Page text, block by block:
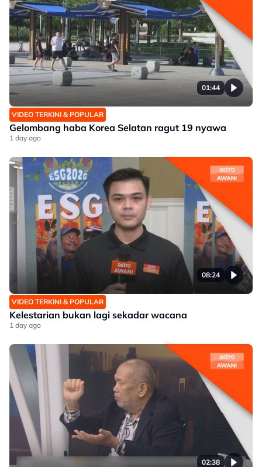
01:44
VIDEO TERKINI & POPULAR
Gelombang haba Korea Selatan ragut 19 nyawa
1 day ago
08:24
VIDEO TERKINI & POPULAR
Kelestarian bukan lagi sekadar wacana
1 day ago
02:38